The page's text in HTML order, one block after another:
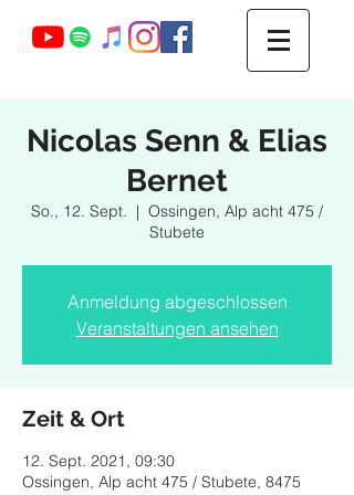
Webmaster Login
Nicolas Senn & Elias
Bernet
So., 12. Sept.
  |
Ossingen, Alp acht 475 /
Stubete
Anmeldung abgeschlossen
Veranstaltungen ansehen
Zeit & Ort
12. Sept. 2021, 09:30
Ossingen, Alp acht 475 / Stubete, 8475